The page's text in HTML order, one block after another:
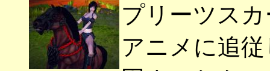
プリーツス
アニメに追